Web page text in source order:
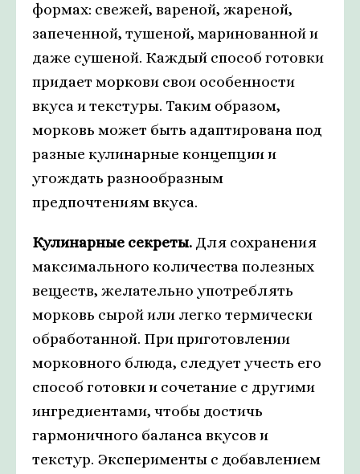
формах: свежей, вареной, жареной,
запеченной, тушеной, маринованной и
даже сушеной. Каждый способ готовки
придает моркови свои особенности
вкуса и текстуры. Таким образом,
морковь может быть адаптирована под
разные кулинарные концепции и
угождать разнообразным
предпочтениям вкуса.
Кулинарные секреты. Для сохранения
максимального количества полезных
веществ, желательно употреблять
морковь сырой или легко термически
обработанной. При приготовлении
морковного блюда, следует учесть его
способ готовки и сочетание с другими
ингредиентами, чтобы достичь
гармоничного баланса вкусов и
текстур. Эксперименты с добавлением